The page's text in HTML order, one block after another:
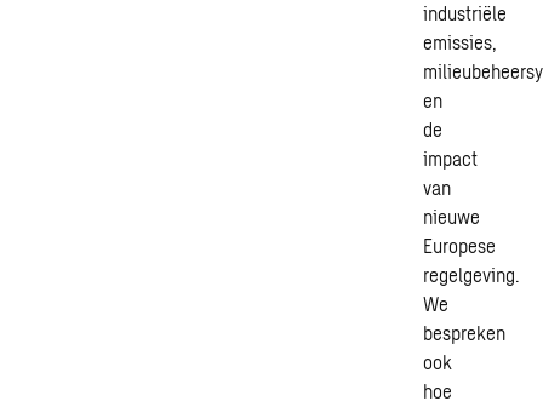
industriële
emissies,
en
de
impact
van
nieuwe
Europese
regelgeving.
We
bespreken
ook
hoe